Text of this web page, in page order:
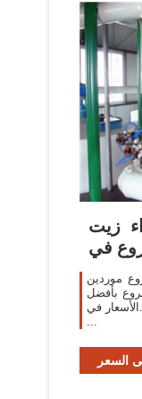
زيت
موردين
بأفضل
الأسعار في.com. ... عالية الكفاءة ... شراء بذور زيت
...
السعر